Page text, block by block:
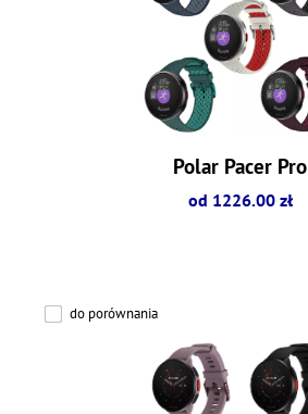
Polar Pacer Pro
od 1226.00 zł
do porównania